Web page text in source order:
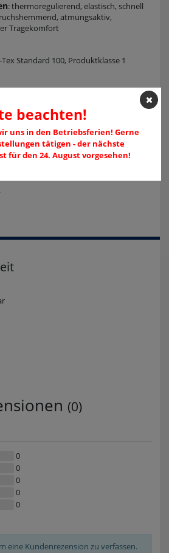
: thermoregulierend, elastisch, schnell
atmungsaktiv,
Tragekomfort
Tex Standard 100, Produktklasse 1
waschen, nicht bleichen, nicht
in Germany
(0)
0
0
0
0
0
eine Kundenrezension zu verfassen.
beachten!
uns in den Betriebsferien! Gerne
tätigen - der nächste
für den 24. August vorgesehen!